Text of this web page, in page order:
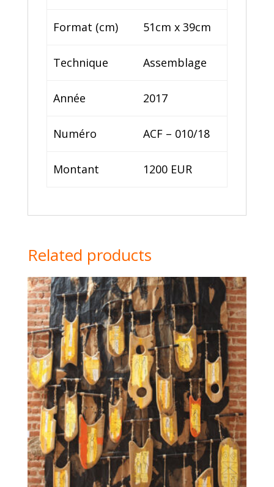
Format (cm) 51cm x 39cm
Technique Assemblage
Année 2017
Numéro ACF – 010/18
Montant 1200 EUR
Related products